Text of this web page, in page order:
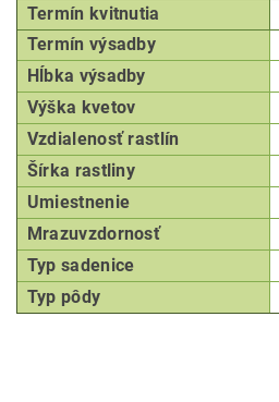
Termín kvitnutia
Termín výsadby
Hĺbka výsadby
Výška kvetov
Vzdialenosť rastlín
Šírka rastliny
Umiestnenie
Mrazuvzdornosť
Typ sadenice
Typ pôdy